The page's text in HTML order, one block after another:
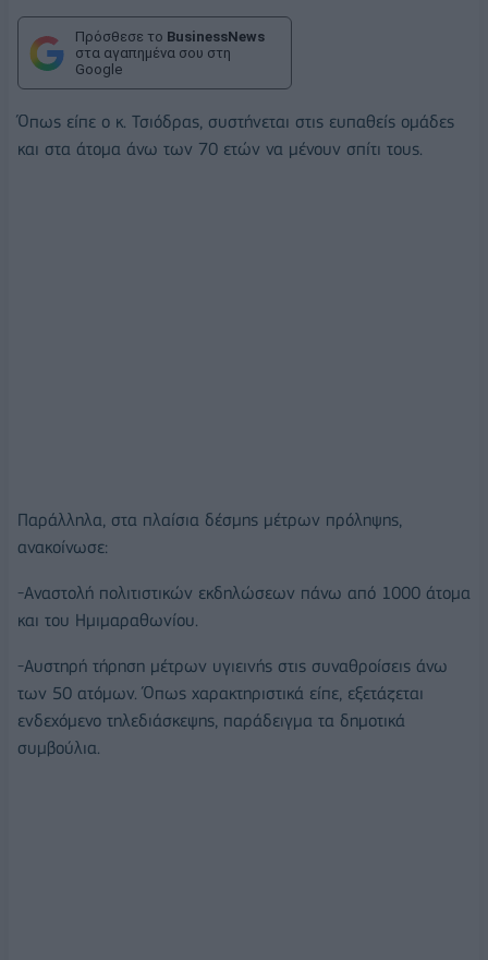
Πρόσθεσε το BusinessNews
στα αγαπημένα σου στη
Google
Όπως είπε ο κ. Τσιόδρας, συστήνεται στις ευπαθείς ομάδες
και στα άτομα άνω των 70 ετών να μένουν σπίτι τους.
Παράλληλα, στα πλαίσια δέσμης μέτρων πρόληψης,
ανακοίνωσε:
-Αναστολή πολιτιστικών εκδηλώσεων πάνω από 1000 άτομα
και του Ημιμαραθωνίου.
-Αυστηρή τήρηση μέτρων υγιεινής στις συναθροίσεις άνω
των 50 ατόμων. Όπως χαρακτηριστικά είπε, εξετάζεται
ενδεχόμενο τηλεδιάσκεψης, παράδειγμα τα δημοτικά
συμβούλια.